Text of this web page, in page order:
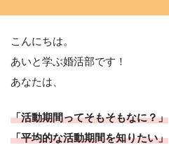
こんにちは。
あいと学ぶ婚活部です！
あなたは、
「活動期間ってそもそもなに？」
「平均的な活動期間を知りたい」